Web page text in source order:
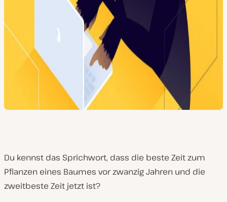
Du kennst das Sprichwort, dass die beste Zeit zum
Pflanzen eines Baumes vor zwanzig Jahren und die
zweitbeste Zeit jetzt ist?